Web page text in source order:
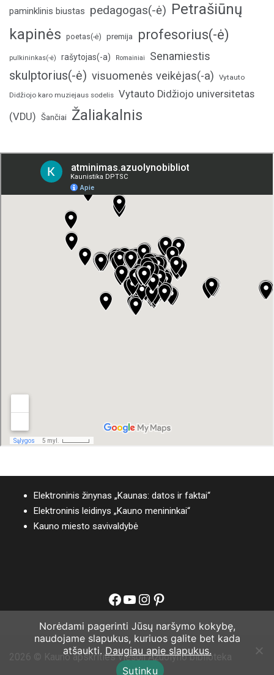
paminklinis biustas pedagogas(-ė) Petrašiūnų
kapinės poetas(-ė) premija profesorius(-ė)
pulkininkas(-ė) rašytojas(-a) Romainiai Senamiestis
skulptorius(-ė) visuomenės veikėjas(-a) Vytauto
Didžiojo karo muziejaus sodelis Vytauto Didžiojo universitetas
(VDU) Šančiai Žaliakalnis
Elektroninis žinynas „Kaunas: datos ir faktai“
Elektroninis leidinys „Kauno menininkai“
Kauno miesto savivaldybė
Facebook
YouTube
Instagram
Pinterest
2026 © Kauno apskrities viešoji Ąžuolyno biblioteka
Norėdami pagerinti Jūsų naršymo kokybę,
naudojame slapukus, kuriuos galite bet kada
atšaukti. Daugiau apie slapukus.
Sutinku